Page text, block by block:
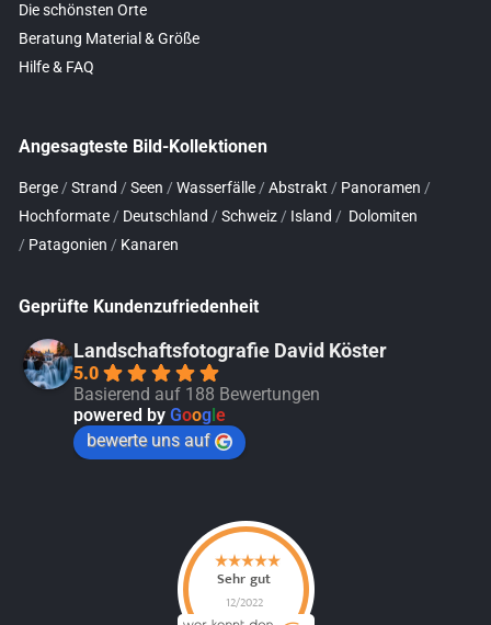
Die schönsten Orte
Beratung Material & Größe
Hilfe & FAQ
Angesagteste Bild-Kollektionen
Berge/ Strand / Seen / Wasserfälle/ Abstrakt / Panoramen /
Hochformate/ Deutschland / Schweiz/ Island / Dolomiten
/ Patagonien / Kanaren
Geprüfte Kundenzufriedenheit
Landschaftsfotografie David Köster
5.0
Basierend auf 188 Bewertungen
powered by Goog e
bewerte uns auf